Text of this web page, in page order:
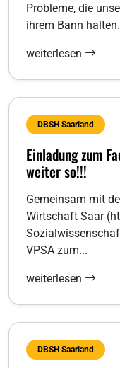
Probleme, die
ihrem Bann
weiterlesen
DBSH Saarland
Einladung zum
weiter so!!!
Gemeinsam mit
Wirtschaft Saar
VPSA zum...
weiterlesen
DBSH Saarland